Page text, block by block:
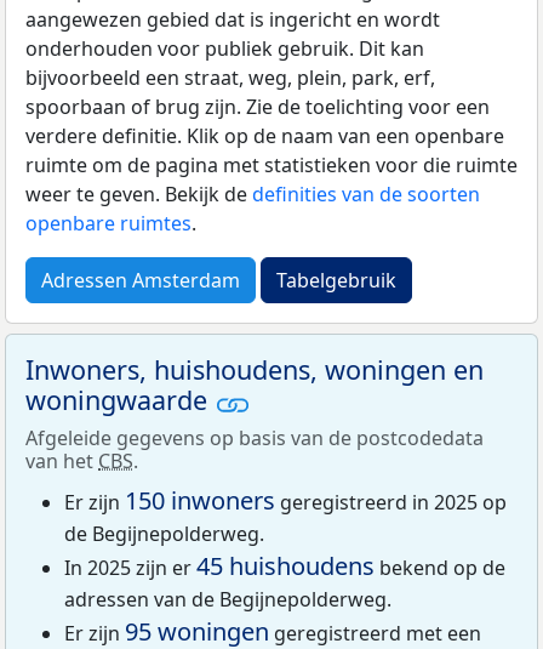
aangewezen gebied dat is ingericht en wordt
onderhouden voor publiek gebruik. Dit kan
bijvoorbeeld een straat, weg, plein, park, erf,
spoorbaan of brug zijn. Zie de toelichting voor een
verdere definitie. Klik op de naam van een openbare
ruimte om de pagina met statistieken voor die ruimte
weer te geven. Bekijk dedefinities van de soorten
openbare ruimtes.
Adressen Amsterdam Tabelgebruik
Inwoners, huishoudens, woningen en
woningwaarde
Afgeleide gegevens op basis van de postcodedata
van het CBS.
Er zijn 150 inwoners geregistreerd in 2025 op
de Begijnepolderweg.
In 2025 zijn er45 huishoudens bekend op de
adressen van de Begijnepolderweg.
Er zijn 95 woningen geregistreerd met een